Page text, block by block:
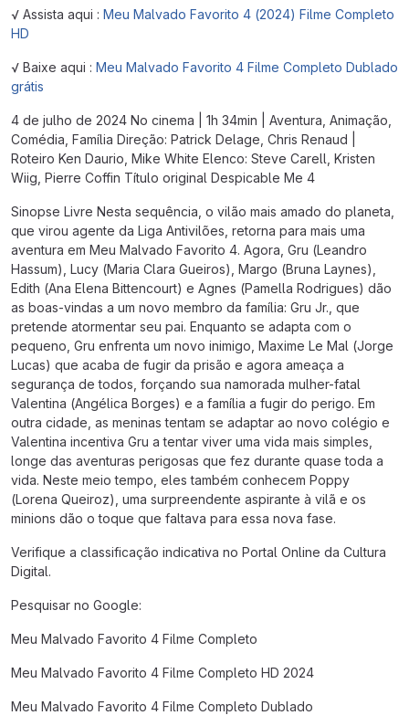
√ Assista aqui : Meu Malvado Favorito 4 (2024) Filme Completo
HD
√ Baixe aqui : Meu Malvado Favorito 4 Filme Completo Dublado
grátis
4 de julho de 2024 No cinema | 1h 34min | Aventura, Animação,
Comédia, Família Direção: Patrick Delage, Chris Renaud |
Roteiro Ken Daurio, Mike White Elenco: Steve Carell, Kristen
Wiig, Pierre Coffin Título original Despicable Me 4
Sinopse Livre Nesta sequência, o vilão mais amado do planeta,
que virou agente da Liga Antivilões, retorna para mais uma
aventura em Meu Malvado Favorito 4. Agora, Gru (Leandro
Hassum), Lucy (Maria Clara Gueiros), Margo (Bruna Laynes),
Edith (Ana Elena Bittencourt) e Agnes (Pamella Rodrigues) dão
as boas-vindas a um novo membro da família: Gru Jr., que
pretende atormentar seu pai. Enquanto se adapta com o
pequeno, Gru enfrenta um novo inimigo, Maxime Le Mal (Jorge
Lucas) que acaba de fugir da prisão e agora ameaça a
segurança de todos, forçando sua namorada mulher-fatal
Valentina (Angélica Borges) e a família a fugir do perigo. Em
outra cidade, as meninas tentam se adaptar ao novo colégio e
Valentina incentiva Gru a tentar viver uma vida mais simples,
longe das aventuras perigosas que fez durante quase toda a
vida. Neste meio tempo, eles também conhecem Poppy
(Lorena Queiroz), uma surpreendente aspirante à vilã e os
minions dão o toque que faltava para essa nova fase.
Verifique a classificação indicativa no Portal Online da Cultura
Digital.
Pesquisar no Google:
Meu Malvado Favorito 4 Filme Completo
Meu Malvado Favorito 4 Filme Completo HD 2024
Meu Malvado Favorito 4 Filme Completo Dublado